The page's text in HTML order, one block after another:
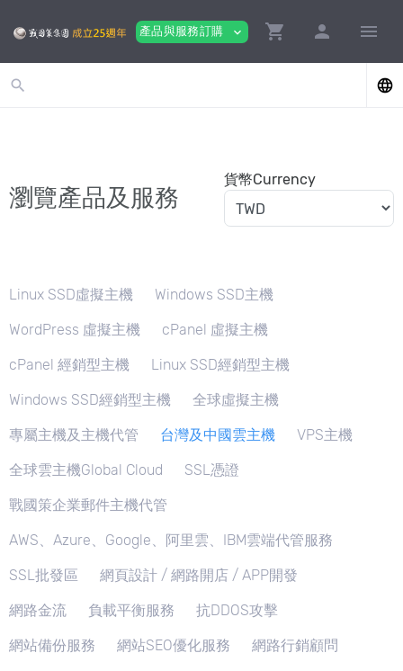
產品與服務訂購 expand_more shopping_cart person menu
search language
瀏覽產品及服務
貨幣Currency
Linux SSD虛擬主機 Windows SSD主機
WordPress 虛擬主機 cPanel 虛擬主機
cPanel 經銷型主機 Linux SSD經銷型主機
Windows SSD經銷型主機 全球虛擬主機
專屬主機及主機代管 台灣及中國雲主機 VPS主機
全球雲主機Global Cloud SSL憑證
戰國策企業郵件主機代管
AWS、Azure、Google、阿里雲、IBM雲端代管服務
SSL批發區 網頁設計 / 網路開店 / APP開發
網路金流 負載平衡服務 抗DDOS攻擊
網站備份服務 網站SEO優化服務 網路行銷顧問